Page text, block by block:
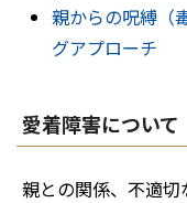
親からの呪縛（
グアプローチ
愛着障害について
親との関係、不適切